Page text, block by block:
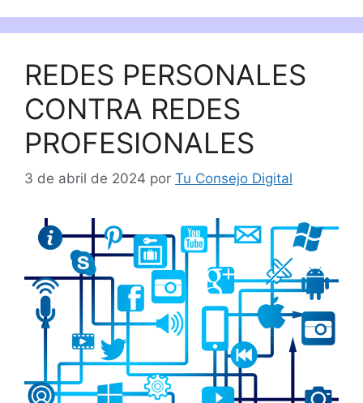
REDES PERSONALES
CONTRA REDES
PROFESIONALES
3 de abril de 2024 por Tu Consejo Digital